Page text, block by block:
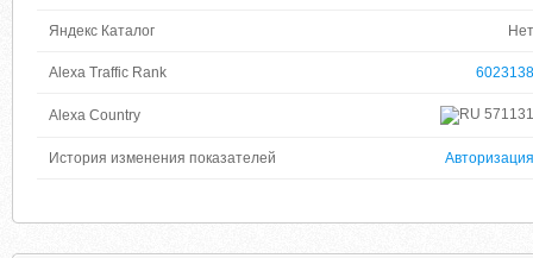
Яндекс Каталог Нет
Alexa Traffic Rank 6023138
Alexa Country 571131
История изменения показателей Авторизация